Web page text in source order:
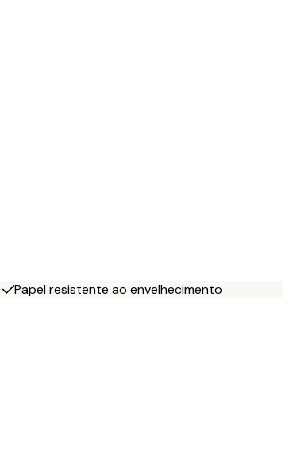
Papel resistente ao envelhecimento